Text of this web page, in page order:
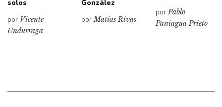
solos
por Vicente
Undurraga
González
porMatías Rivas
porPablo
Paniagua Prieto